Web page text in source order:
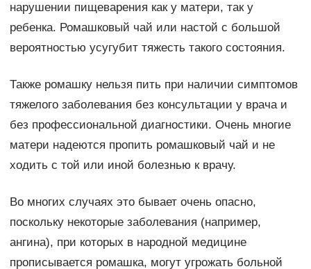
нарушении пищеварения как у матери, так у
ребенка. Ромашковый чай или настой с большой
вероятностью усугубит тяжесть такого состояния.
Также ромашку нельзя пить при наличии симптомов
тяжелого заболевания без консультации у врача и
без профессиональной диагностики. Очень многие
матери надеются пропить ромашковый чай и не
ходить с той или иной болезнью к врачу.
Во многих случаях это бывает очень опасно,
поскольку некоторые заболевания (например,
ангина), при которых в народной медицине
прописывается ромашка, могут угрожать больной